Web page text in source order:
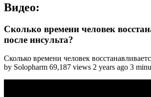
Видео:
Сколько времени человек
после инсульта?
Сколько времени человек
by Solopharm 69,187 views 2 years ago 3